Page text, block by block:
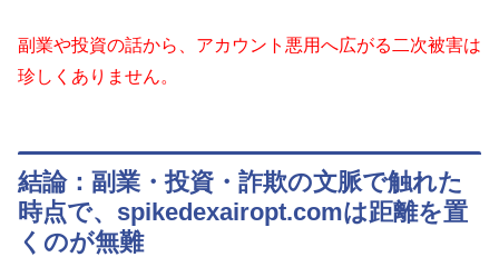
副業や投資の話から、アカウント悪用へ広がる二次被害は
珍しくありません。
結論：副業・投資・詐欺の文脈で触れた
時点で、spikedexairopt.comは距離を置
くのが無難